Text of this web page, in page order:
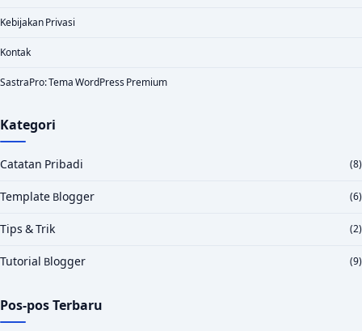
Kebijakan Privasi
Kontak
SastraPro: Tema WordPress Premium
Kategori
Catatan Pribadi (8)
Template Blogger (6)
Tips & Trik (2)
Tutorial Blogger (9)
Pos-pos Terbaru